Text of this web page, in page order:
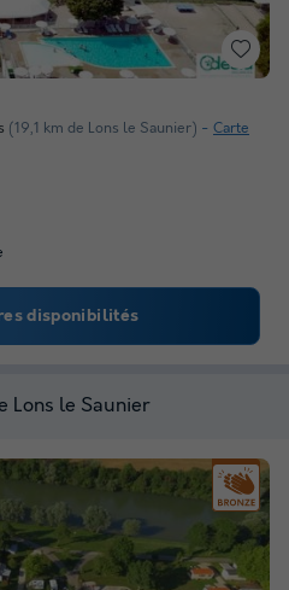
(19,1 km de Lons le Saunier) Carte
disponibilités
Lons le Saunier